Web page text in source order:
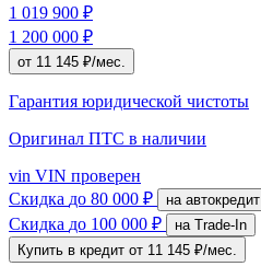
1 019 900 ₽
1 200 000 ₽
от 11 145 ₽/мес.
Гарантия юридической чистоты
Оригинал ПТС в наличии
vin VIN проверен
Скидка до 80 000 ₽ на автокредит
Скидка до 100 000 ₽
на Trade-In
Купить в кредит от 11 145 ₽/мес.